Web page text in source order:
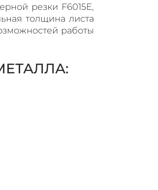
резки F6015E,
толщина листа
работы